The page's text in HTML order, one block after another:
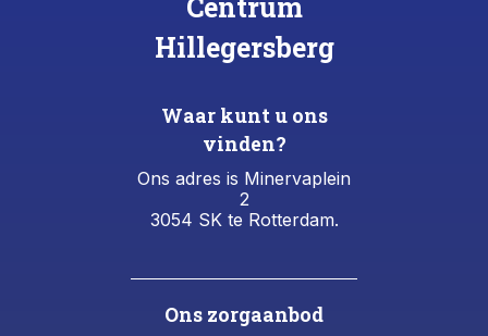
Hillegersberg
Waar kunt u ons
vinden?
Ons adres is Minervaplein
2
3054 SK te Rotterdam.
Ons zorgaanbod